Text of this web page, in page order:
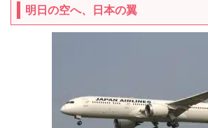
明日の空へ、日本の翼